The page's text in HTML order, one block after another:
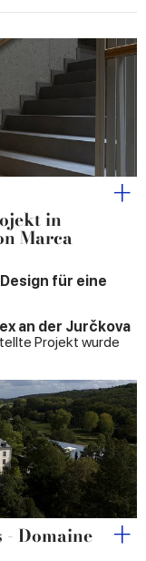
in
Marca
für eine
an der Jurčkova
Projekt wurde
Domaine